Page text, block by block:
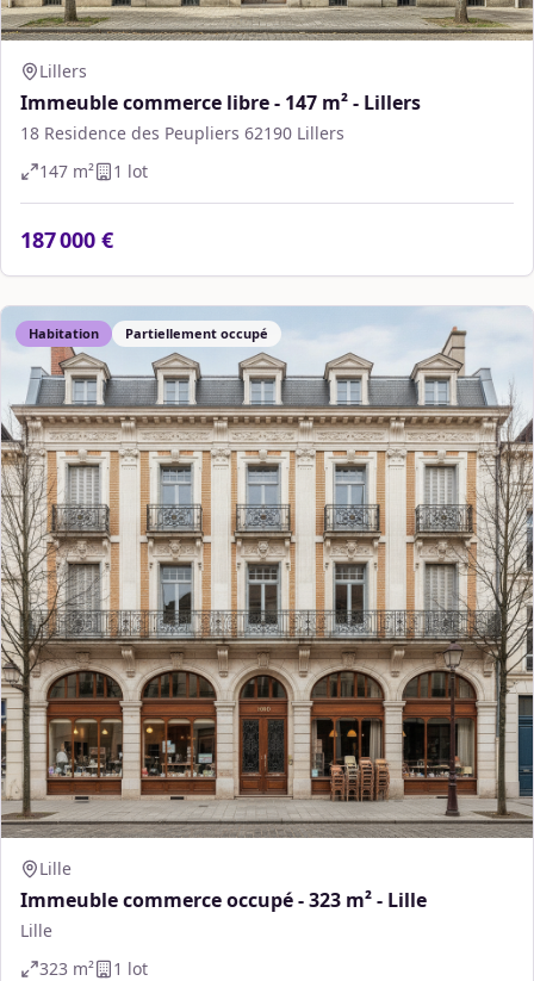
Lillers
Immeuble commerce libre - 147 m² - Lillers
18 Residence des Peupliers 62190 Lillers
147 m² 1 lot
187 000 €
Habitation Partiellement occupé
Lille
Immeuble commerce occupé - 323 m² - Lille
Lille
323 m² 1 lot